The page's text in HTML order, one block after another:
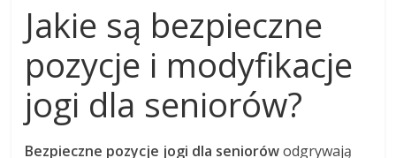
Jakie są bezpieczne
pozycje i modyfikacje
jogi dla seniorów?
Bezpieczne pozycje jogi dla seniorówodgrywają